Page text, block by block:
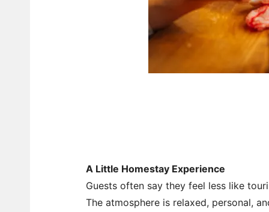
A Little Homestay Experience
Guests often say they feel less like
The atmosphere is relaxed, personal,